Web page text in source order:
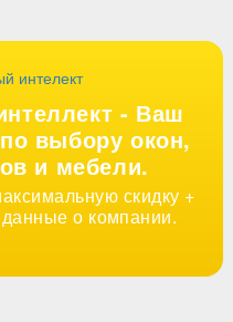
- Ваш
выбору окон,
и мебели.
скидку +
о компании.